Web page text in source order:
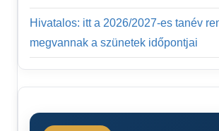
Hivatalos: itt a 2026/2027-es tanév
megvannak a szünetek időpontjai